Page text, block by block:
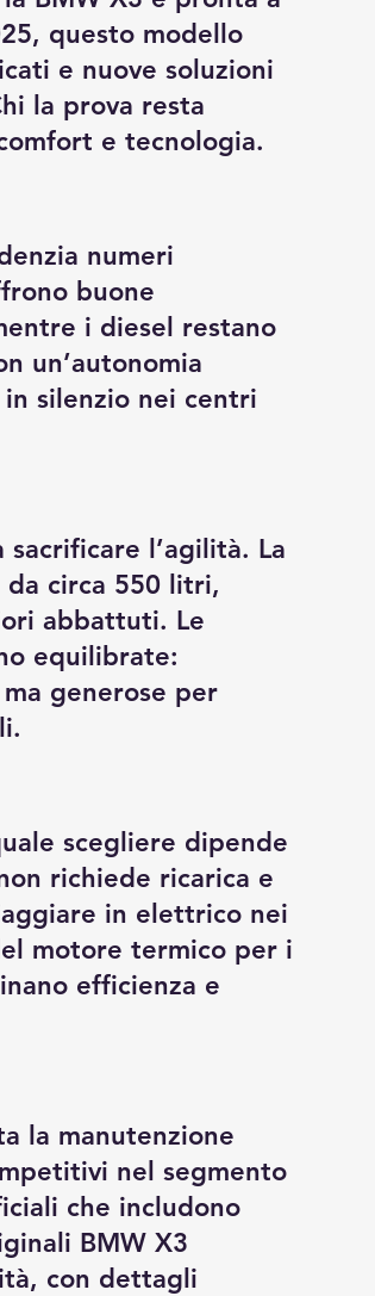
questo modello
e nuove soluzioni
la prova resta
e tecnologia.
numeri
buone
i diesel restano
un’autonomia
silenzio nei centri
l’agilità. La
da circa 550 litri,
abbattuti. Le
equilibrate:
generose per
scegliere dipende
richiede ricarica e
in elettrico nei
motore termico per i
efficienza e
la manutenzione
nel segmento
che includono
BMW X3
con dettagli